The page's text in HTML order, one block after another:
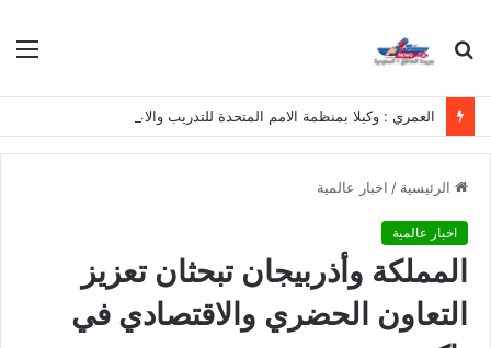
بحث
الرئيسية / اخبار عالمية
اخبار عالمية
المملكة وأذربيجان تبحثان تعزيز
التعاون الحضري والاقتصادي في